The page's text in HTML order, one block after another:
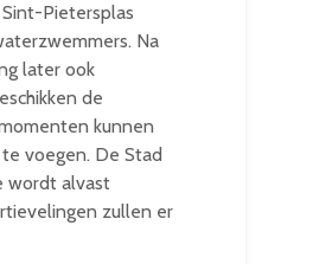
Pietersplas
Na
later ook
de
kunnen
voegen. De Stad
wordt alvast
zullen er